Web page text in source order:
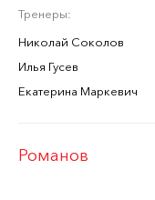
Тренеры:
Николай Соколов
Илья Гусев
Екатерина Маркевич
Романов